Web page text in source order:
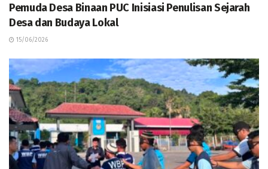
Pemuda Desa Binaan PUC Inisiasi Penulisan Sejarah
Desa dan Budaya Lokal
15/06/2026